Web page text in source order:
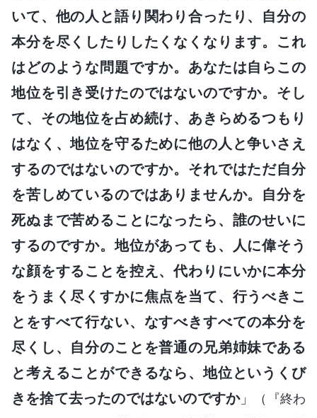
いて、他の人と語り関わり合ったり、自分の
本分を尽くしたりしたくなくなります。これ
はどのような問題ですか。あなたは自らこの
地位を引き受けたのではないのですか。そし
て、その地位を占め続け、あきらめるつもり
はなく、地位を守るために他の人と争いさえ
するのではないのですか。それではただ自分
を苦しめているのではありませんか。自分を
死ぬまで苦めることになったら、誰のせいに
するのですか。地位があっても、人に偉そう
な顔をすることを控え、代わりにいかに本分
をうまく尽くすかに焦点を当て、行うべきこ
とをすべて行ない、なすべきすべての本分を
尽くし、自分のことを普通の兄弟姉妹である
と考えることができるなら、地位というくび
きを捨て去ったのではないのですか」
（『終わ